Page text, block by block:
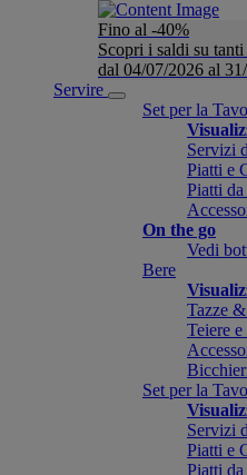
Fino al -40%
Scopri i saldi su
dal 04/07/2026 al
Servire
Set per la
Servizi
Piatti e
Piatti da
On the go
Vedi
Bere
Tazze
Teiere
Set per la
Servizi
Piatti e
Piatti da